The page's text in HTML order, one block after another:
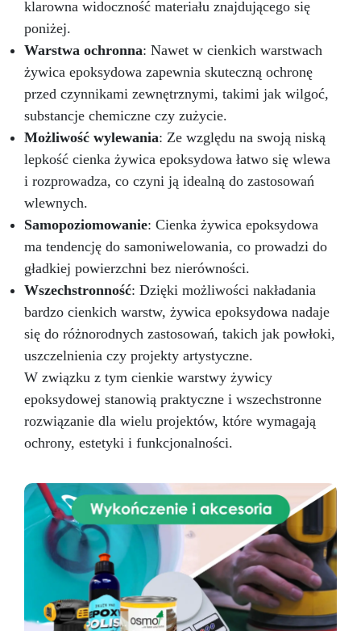
klarowna widoczność materiału znajdującego się
poniżej.
Warstwa ochronna: Nawet w cienkich warstwach
żywica epoksydowa zapewnia skuteczną ochronę
przed czynnikami zewnętrznymi, takimi jak wilgoć,
substancje chemiczne czy zużycie.
Możliwość wylewania: Ze względu na swoją niską
lepkość cienka żywica epoksydowa łatwo się wlewa
i rozprowadza, co czyni ją idealną do zastosowań
wlewnych.
Samopoziomowanie: Cienka żywica epoksydowa
ma tendencję do samoniwelowania, co prowadzi do
gładkiej powierzchni bez nierówności.
Wszechstronność: Dzięki możliwości nakładania
bardzo cienkich warstw, żywica epoksydowa nadaje
się do różnorodnych zastosowań, takich jak powłoki,
uszczelnienia czy projekty artystyczne.
W związku z tym cienkie warstwy żywicy
epoksydowej stanowią praktyczne i wszechstronne
rozwiązanie dla wielu projektów, które wymagają
ochrony, estetyki i funkcjonalności.